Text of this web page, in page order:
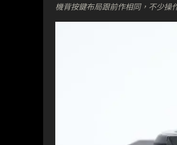
機背按鍵布局跟前作相同，不少操